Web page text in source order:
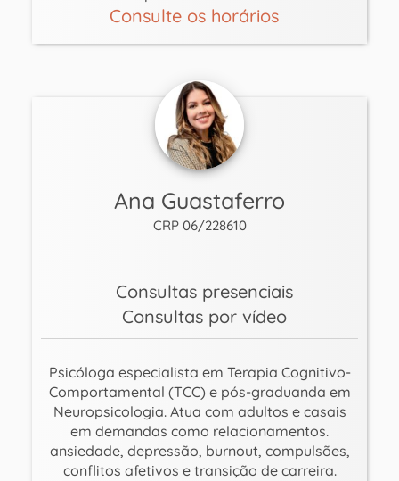
Consulte os horários
Ana Guastaferro
CRP 06/228610
Consultas presenciais
Consultas por vídeo
Psicóloga especialista em Terapia Cognitivo-
Comportamental (TCC) e pós-graduanda em
Neuropsicologia. Atua com adultos e casais
em demandas como relacionamentos.
ansiedade, depressão, burnout, compulsões,
conflitos afetivos e transição de carreira.